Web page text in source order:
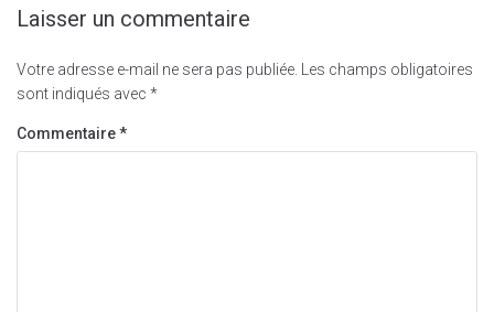
Laisser un commentaire
Votre adresse e-mail ne sera pas publiée.
Les champs obligatoires
sont indiqués avec *
Commentaire*